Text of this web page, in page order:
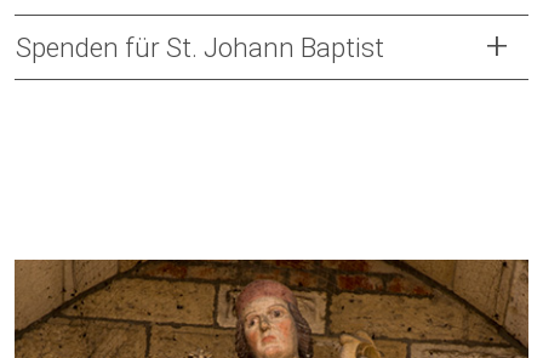
Spenden für St. Johann Baptist